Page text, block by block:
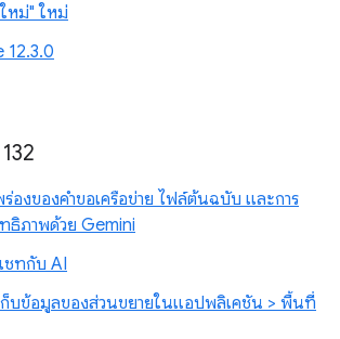
หม่" ใหม่
12.3.0
องของคำขอเครือข่าย ไฟล์ต้นฉบับ และการ
ธิภาพด้วย Gemini
ชทกับ AI
บข้อมูลของส่วนขยายในแอปพลิเคชัน > พื้นที่